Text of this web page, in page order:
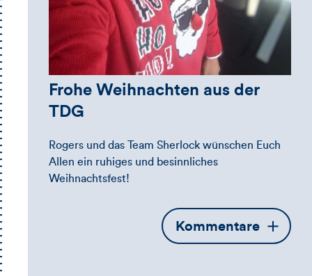
Frohe Weihnachten aus der
TDG
Rogers und das Team Sherlock wünschen Euch
Allen ein ruhiges und besinnliches
Weihnachtsfest!
Öffnet
die
Kommentare